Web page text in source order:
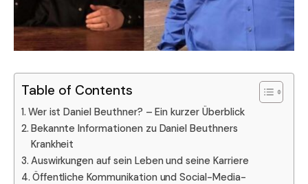
Table of Contents
Wer ist Daniel Beuthner? – Ein kurzer Überblick
Bekannte Informationen zu Daniel Beuthners
Krankheit
Auswirkungen auf sein Leben und seine Karriere
Öffentliche Kommunikation und Social-Media-